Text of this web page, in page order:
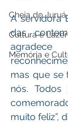
Cheia do Juruá
Cultura e Lazer
Memória e
A servidora
das
mas que se
nós.
muito feliz”,